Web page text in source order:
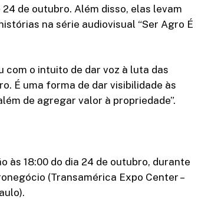
de outubro. Além disso, elas levam
na série audiovisual “Ser Agro É
com o intuito de dar voz à luta das
É uma forma de dar visibilidade às
de agregar valor à propriedade”.
às 18:00 do dia 24 de outubro, durante
(Transamérica Expo Center –